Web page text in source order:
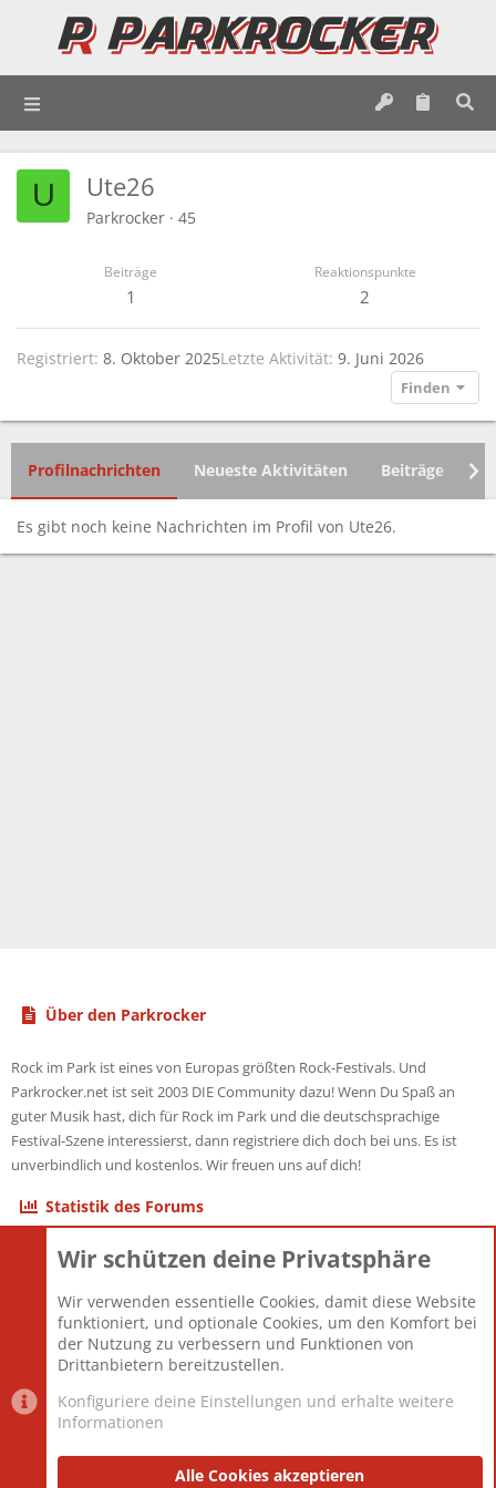
U Ute26
Parkrocker · 45
Beiträge
1
Reaktionspunkte
2
Registriert 8. Oktober 2025Letzte Aktivität 9. Juni 2026
Finden
Profilnachrichten Neueste Aktivitäten Beiträge
Es gibt noch keine Nachrichten im Profil von Ute26.
Über den Parkrocker
Rock im Park ist eines von Europas größten Rock-Festivals. Und
Parkrocker.net ist seit 2003 DIE Community dazu! Wenn Du Spaß an
guter Musik hast, dich für Rock im Park und die deutschsprachige
Festival-Szene interessierst, dann registriere dich doch bei uns. Es ist
unverbindlich und kostenlos. Wir freuen uns auf dich!
Statistik des Forums
Themen
Mitglieder
12.427
Neuestes Mitglied
Berlin
Datenschutzerklärung Impressum
Wir schützen deine Privatsphäre
Wir verwenden essentielle Cookies, damit diese Website
funktioniert, und optionale Cookies, um den Komfort bei
der Nutzung zu verbessern und Funktionen von
Drittanbietern bereitzustellen.
Konfiguriere deine Einstellungen und erhalte weitere
Informationen
Alle Cookies akzeptieren